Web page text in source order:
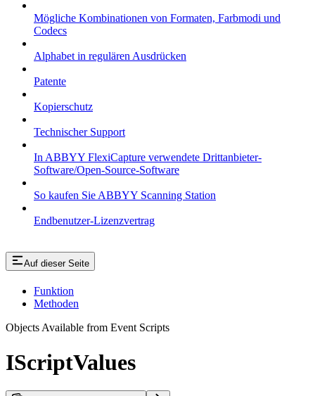
Mögliche Kombinationen von Formaten, Farbmodi und
Codecs
Alphabet in regulären Ausdrücken
Patente
Kopierschutz
Technischer Support
In ABBYY FlexiCapture verwendete Drittanbieter-
Software/Open-Source-Software
So kaufen Sie ABBYY Scanning Station
Endbenutzer-Lizenzvertrag
Auf dieser Seite
Funktion
Methoden
Objects Available from Event Scripts
IScriptValues